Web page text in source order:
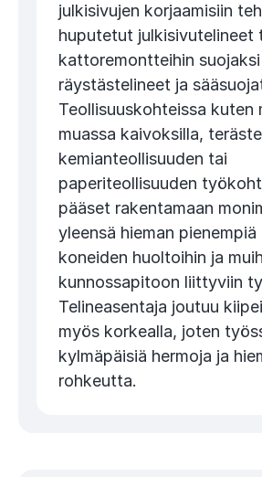
julkisivujen korjaamisiin
huputetut julkisivutelineet
kattoremontteihin
räystästelineet ja
Teollisuuskohteissa kuten
muassa kaivoksilla,
kemianteollisuuden tai
paperiteollisuuden
pääset rakentamaan
yleensä hieman
koneiden huoltoihin ja
kunnossapitoon liittyviin
Telineasentaja joutuu
myös korkealla, joten
kylmäpäisiä hermoja ja
rohkeutta.